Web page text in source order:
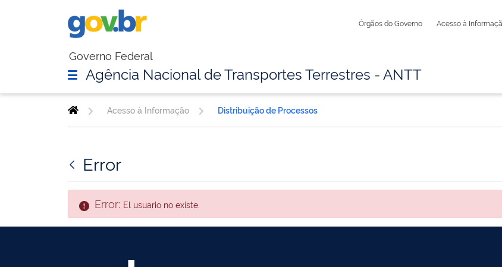
Órgãos do Governo Acesso à
Governo Federal
Agência Nacional de Transportes Terrestres - ANTT
Acesso à Informação Distribuição de Processos
Error
Error: El usuario no existe.